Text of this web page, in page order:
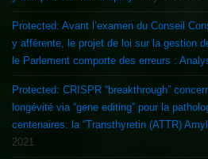
Protected: Avant l’examen du Conseil
y afférente, le projet de loi sur la gestion
le Parlement comporte des erreurs :
Protected: CRISPR “breakthrough”
longévité via “gene editing” pour la
centenaires: la “Transthyretin (ATTR)
2021